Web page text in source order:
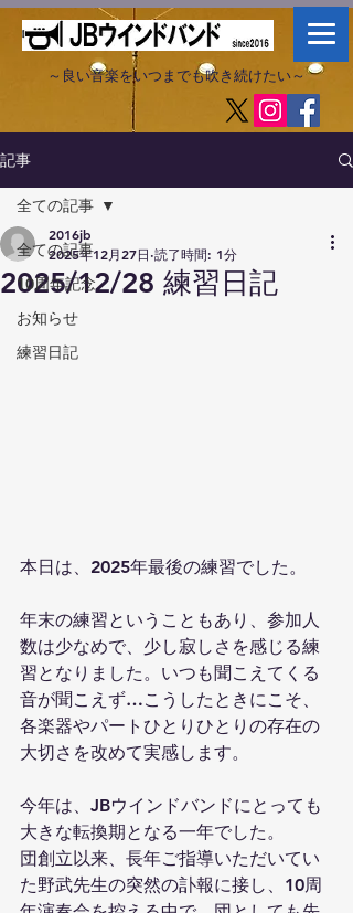
～良い音楽をいつまでも吹き続けたい～​
記事
全ての記事
10周年記念
お知らせ
練習日記
全ての記事
2025/12/28 練習日記
2016jb
2025年12月27日 読了時間: 1分
本日は、2025年最後の練習でした。
年末の練習ということもあり、参加人
数は少なめで、少し寂しさを感じる練
習となりました。いつも聞こえてくる
音が聞こえず…こうしたときにこそ、
各楽器やパートひとりひとりの存在の
大切さを改めて実感します。
今年は、JBウインドバンドにとっても
大きな転換期となる一年でした。
団創立以来、長年ご指導いただいてい
た野武先生の突然の訃報に接し、10周